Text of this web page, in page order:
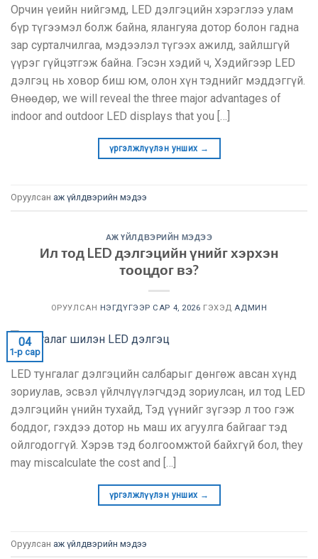
Орчин үеийн нийгэмд, LED дэлгэцийн хэрэглээ улам
бүр түгээмэл болж байна, ялангуяа дотор болон гадна
зар сурталчилгаа, мэдээлэл түгээх ажилд, зайлшгүй
үүрэг гүйцэтгэж байна. Гэсэн хэдий ч, Хэдийгээр LED
дэлгэц нь ховор биш юм, олон хүн тэднийг мэддэггүй.
Өнөөдөр, we will reveal the three major advantages of
indoor and outdoor LED displays that you […]
үргэлжлүүлэн унших →
Оруулсан аж үйлдвэрийн мэдээ
АЖ ҮЙЛДВЭРИЙН МЭДЭЭ
Ил тод LED дэлгэцийн үнийг хэрхэн
тооцдог вэ?
ОРУУЛСАН НЭГДҮГЭЭР САР 4, 2026 ГЭХЭДАДМИН
04
1-р сар
LED тунгалаг дэлгэцийн салбарыг дөнгөж авсан хүнд
зориулав, эсвэл үйлчлүүлэгчдэд зориулсан, ил тод LED
дэлгэцийн үнийн тухайд, Тэд үүнийг зүгээр л тоо гэж
боддог, гэхдээ дотор нь маш их агуулга байгааг тэд
ойлгодоггүй. Хэрэв тэд болгоомжтой байхгүй бол, they
may miscalculate the cost and […]
үргэлжлүүлэн унших →
Оруулсан аж үйлдвэрийн мэдээ